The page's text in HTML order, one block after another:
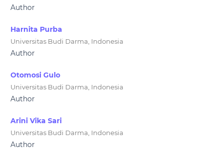
Author
Harnita Purba
Universitas Budi Darma, Indonesia
Author
Otomosi Gulo
Universitas Budi Darma, Indonesia
Author
Arini Vika Sari
Universitas Budi Darma, Indonesia
Author